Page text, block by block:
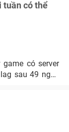
tuần có thể
có server
sau 49 ngày